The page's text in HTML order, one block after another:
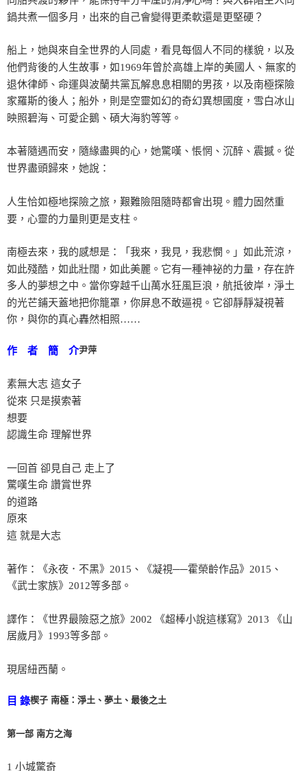
鍋共煮一個多月，出來的自己會變得更柔軟還是更堅硬？
船上，她與來自全世界的人同處，看見每個人不同的樣貌，以及
他們背後的人生故事，如1969年曾於高雄上岸的美國人、無家的
退休律師、命運與波蘭共黨瓦解息息相關的男孩，以及南極探險
家羅斯的後人；船外，則是空靈如幻的奇幻異想國度，雪白冰山
映照碧海、可愛企鵝、碩大海豹等等。
本著隨遇而安，隨緣盡興的心，她驚嘆、悵惘、沉醉、震撼。從
世界盡頭歸來，她說：
人生恰如極地探險之旅，艱難險阻隨時都會出現。體力固然重
要，心靈的力量則更是支柱。
南極去來，我的感想是：「我來，我見，我悲憫。」如此荒涼，
如此殘酷，如此壯闊，如此美麗。它有一種神祕的力量，存在許
多人的夢想之中。當你穿越千山萬水狂風巨浪，航抵彼岸，淨土
的光芒鋪天蓋地把你籠罩，你屏息不敢逼視。它卻靜靜凝視著
你，與你的真心轟然相照……
作 者 簡 介尹萍
素無大志 這女子
從來 只是摸索著
想要
認識生命 理解世界
一回首 卻見自己 走上了
驚嘆生命 讚賞世界
的道路
原來
這 就是大志
著作：《永夜．不黑》2015、《凝視──霍榮齡作品》2015、
《武士家族》2012等多部。
譯作：《世界最險惡之旅》2002 《超棒小說這樣寫》2013 《山
居歲月》1993等多部。
現居紐西蘭。
目 錄楔子 南極：淨土、夢土、最後之土
第一部 南方之海
1 小城驚奇